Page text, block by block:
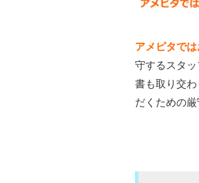
アメピタで
守するスタ
書も取り交
だくための厳